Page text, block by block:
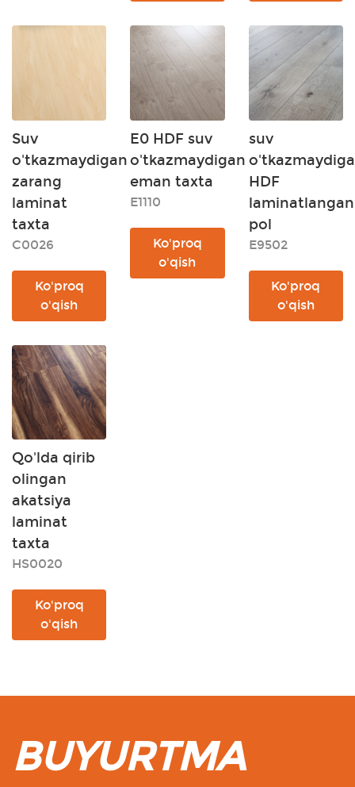
Suv
o'tkazmaydigan
zarang
laminat
taxta
C0026
Ko'proq
o'qish
E0 HDF suv
o'tkazmaydigan
eman taxta
E1110
Ko'proq
o'qish
suv
HDF
laminatlangan
pol
E9502
Ko'proq
o'qish
Qo'lda qirib
olingan
akatsiya
laminat
taxta
HS0020
Ko'proq
o'qish
BUYURTMA